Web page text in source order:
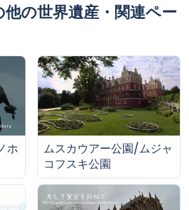
他の世界遺産・関連ペー
ホ
ムスカウアー公園/ムジャ
コフスキ公園